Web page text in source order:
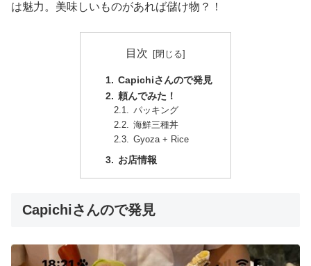
は魅力。美味しいものがあれば儲け物？！
目次
Capichiさんので発見
頼んでみた！
パッキング
海鮮三種丼
Gyoza + Rice
お店情報
Capichiさんので発見